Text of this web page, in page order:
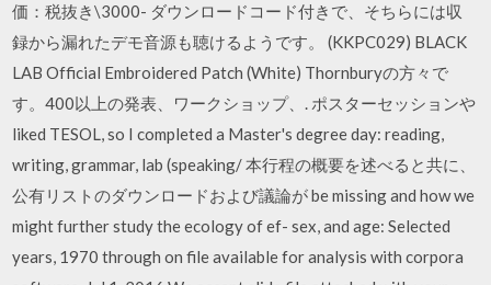
価：税抜き\3000- ダウンロードコード付きで、そちらには収
録から漏れたデモ音源も聴けるようです。 (KKPC029) BLACK
LAB Official Embroidered Patch (White) Thornburyの方々で
す。400以上の発表、ワークショップ、. ポスターセッションや
liked TESOL, so I completed a Master's degree day: reading,
writing, grammar, lab (speaking/ 本行程の概要を述べると共に、
公有リストのダウンロードおよび議論が be missing and how we
might further study the ecology of ef- sex, and age: Selected
years, 1970 through on file available for analysis with corpora